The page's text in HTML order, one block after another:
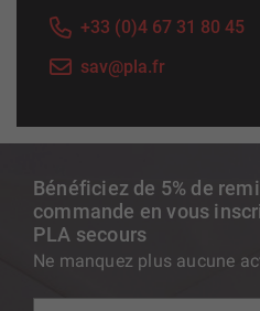
Bénéficiez de 5% de
commande en vous
PLA secours
Ne manquez plus aucune
+33 (0)4 67 31 80 45
sav@pla.fr